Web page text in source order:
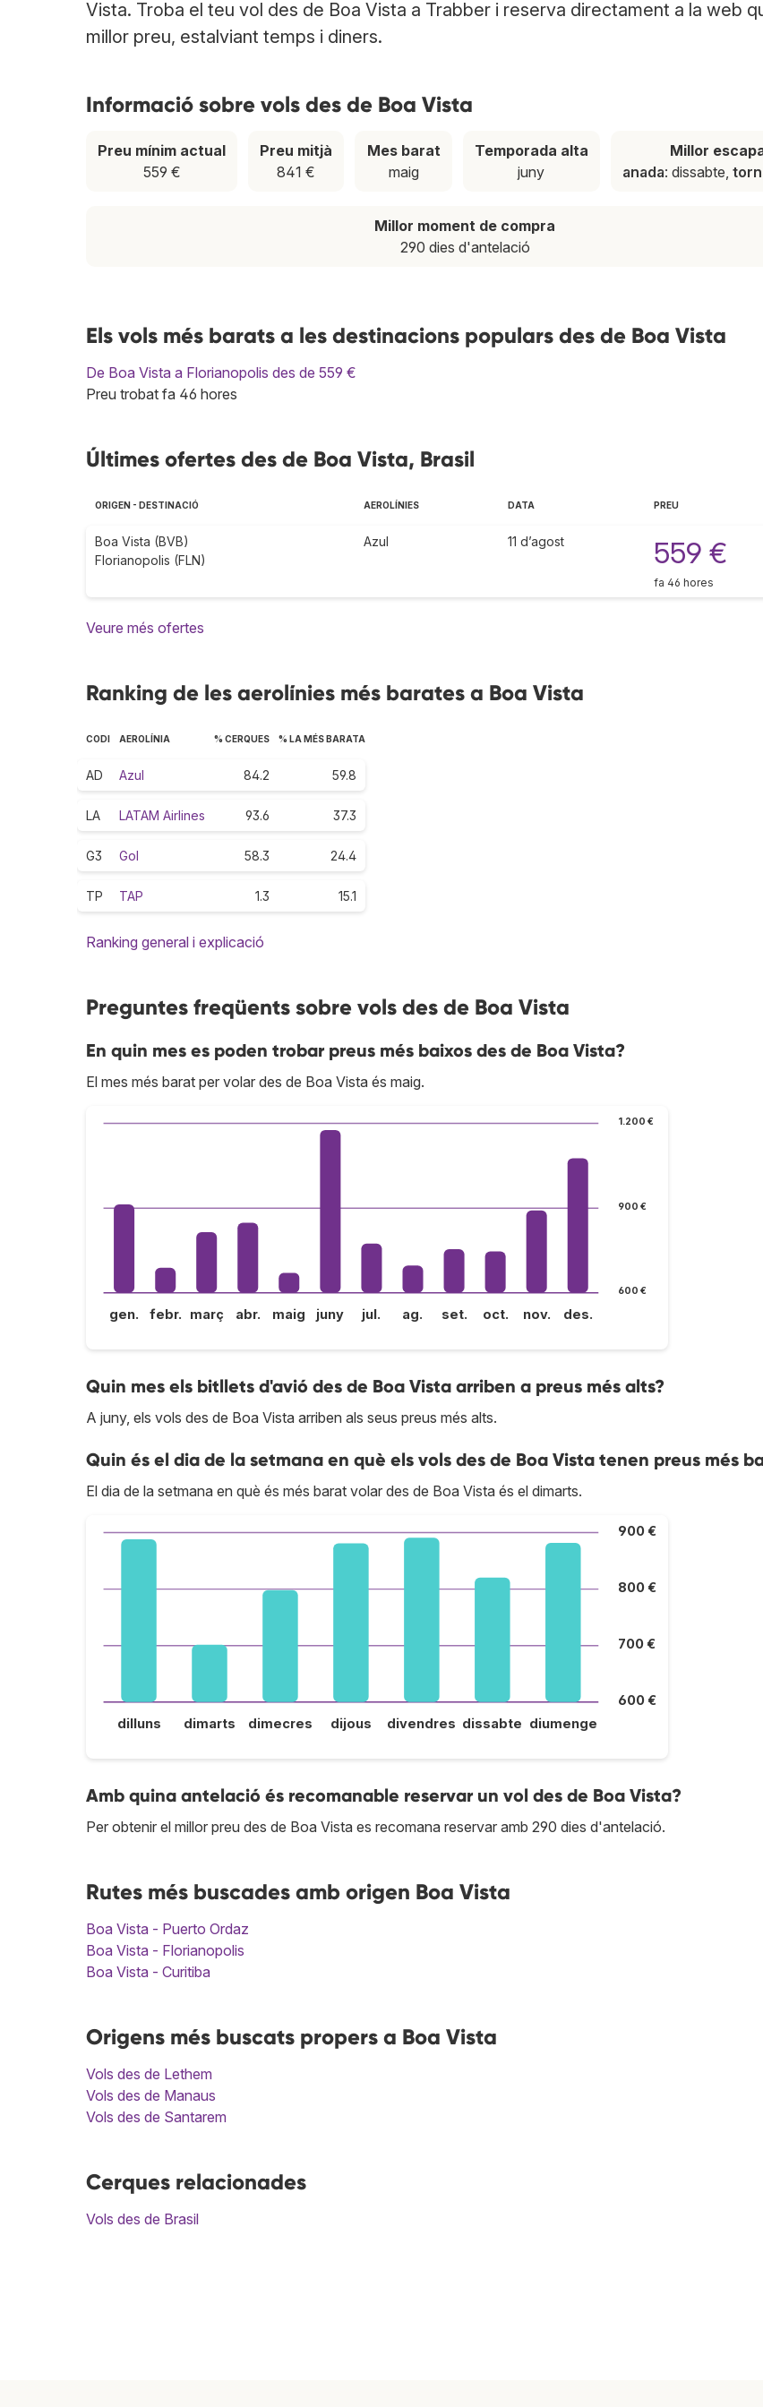
Vista. Troba el teu vol des de Boa Vista a Trabber i reserva directament a la web
millor preu, estalviant temps i diners.
Informació sobre vols des de Boa Vista
Preu mínim actual
559 €
Preu mitjà
841 €
Mes barat
maig
Temporada alta
juny
Millor
anada: dissabte,
Millor moment de compra
290 dies d'antelació
Els vols més barats a les destinacions populars des de Boa Vista
De Boa Vista a Florianopolis des de 559 €
Preu trobat fa 46 hores
Últimes ofertes des de Boa Vista, Brasil
ORIGEN - DESTINACIÓ AEROLÍNIES DATA PREU
Boa Vista (BVB)
Florianopolis (FLN)
Azul 11 d’agost 559 €
fa 46 hores
Veure més ofertes
Ranking de les aerolínies més barates a Boa Vista
CODI AEROLÍNIA % CERQUES % LA MÉS BARATA
AD Azul 84.2 59.8
LA LATAM Airlines 93.6 37.3
G3 Gol 58.3 24.4
TP TAP 1.3 15.1
Ranking general i explicació
Preguntes freqüents sobre vols des de Boa Vista
En quin mes es poden trobar preus més baixos des de Boa Vista?
El mes més barat per volar des de Boa Vista és maig.
600 €
900 €
1.200 €
gen. febr. març abr. maig juny jul. ag. set. oct. nov. des.
Quin mes els bitllets d'avió des de Boa Vista arriben a preus més alts?
A juny, els vols des de Boa Vista arriben als seus preus més alts.
Quin és el dia de la setmana en què els vols des de Boa Vista tenen preus més
El dia de la setmana en què és més barat volar des de Boa Vista és el dimarts.
600 €
700 €
800 €
900 €
dilluns dimarts dimecres dijous divendres dissabte diumenge
Amb quina antelació és recomanable reservar un vol des de Boa Vista?
Per obtenir el millor preu des de Boa Vista es recomana reservar amb 290 dies d'antelació.
Rutes més buscades amb origen Boa Vista
Boa Vista - Puerto Ordaz
Boa Vista - Florianopolis
Boa Vista - Curitiba
Origens més buscats propers a Boa Vista
Vols des de Lethem
Vols des de Manaus
Vols des de Santarem
Cerques relacionades
Vols des de Brasil